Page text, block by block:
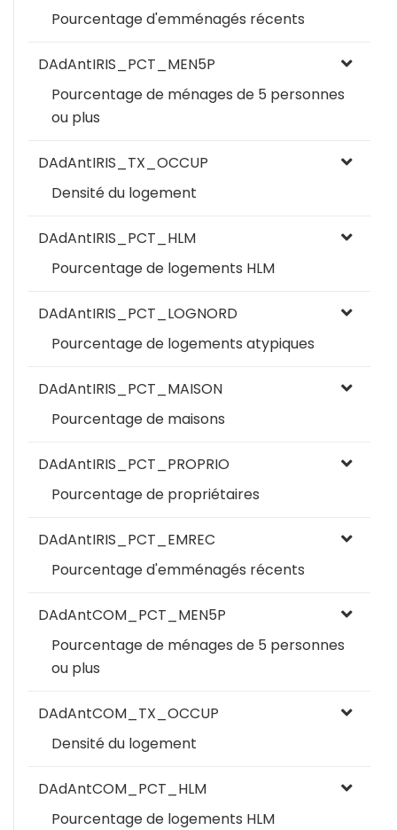
Pourcentage d'emménagés récents
DAdAntIRIS_PCT_MEN5P
Pourcentage de ménages de 5 personnes
ou plus
DAdAntIRIS_TX_OCCUP
Densité du logement
DAdAntIRIS_PCT_HLM
Pourcentage de logements HLM
DAdAntIRIS_PCT_LOGNORD
Pourcentage de logements atypiques
DAdAntIRIS_PCT_MAISON
Pourcentage de maisons
DAdAntIRIS_PCT_PROPRIO
Pourcentage de propriétaires
DAdAntIRIS_PCT_EMREC
Pourcentage d'emménagés récents
DAdAntCOM_PCT_MEN5P
Pourcentage de ménages de 5 personnes
ou plus
DAdAntCOM_TX_OCCUP
Densité du logement
DAdAntCOM_PCT_HLM
Pourcentage de logements HLM